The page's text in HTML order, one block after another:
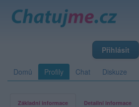
Přihlásit
Domů Profily Chat Diskuze
Základní informace Detailní informace